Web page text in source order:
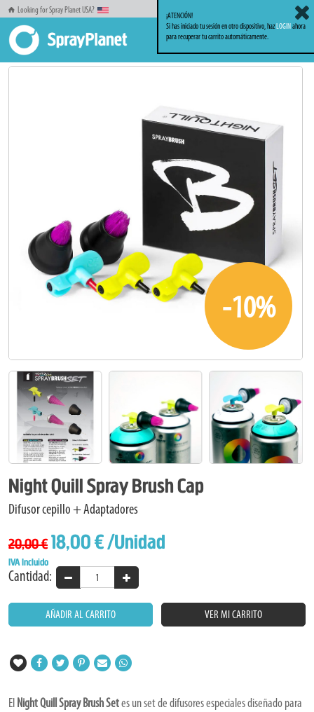
Looking for Spray Planet USA?
Inicio Otros Night Quill Spray Brush Cap
-10%
Night Quill Spray Brush Cap
Difusor cepillo + Adaptadores
20,00 € 18,00 €/Unidad
IVA Incluido
Cantidad:
AÑADIR AL CARRITO VER MI CARRITO
ElNight Quill Spray Brush Setes un set de difusores especiales diseñado para
¡ATENCIÓN!
Si has iniciado tu sesión en otro dispositivo, hazLOGINahora
para recuperar tu carrito automáticamente.